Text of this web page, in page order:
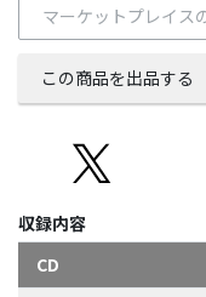
マーケットプレイス
この商品を出品する
収録内容
CD